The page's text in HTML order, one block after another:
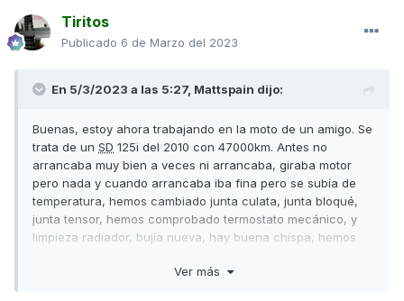
Tiritos
Publicado 6 de Marzo del 2023
En 5/3/2023 a las 5:27, Mattspain dijo:
Buenas, estoy ahora trabajando en la moto de un amigo. Se
trata de un SD 125i del 2010 con 47000km. Antes no
arrancaba muy bien a veces ni arrancaba, giraba motor
pero nada y cuando arrancaba iba fina pero se subía de
temperatura, hemos cambiado junta culata, junta bloqué,
junta tensor, hemos comprobado termostato mecánico, y
limpieza radiador, bujía nueva, hay buena chispa, hemos
siempre pero se sube de temperatura a Máximo tras unos
Ver más